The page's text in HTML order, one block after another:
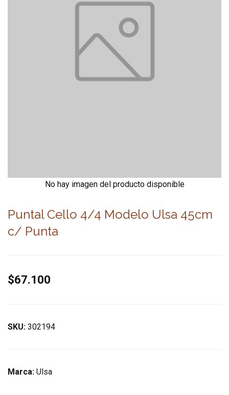
No hay imagen del producto disponible
Puntal Cello 4/4 Modelo Ulsa 45cm
c/ Punta
$67.100
SKU: 302194
Marca: Ulsa